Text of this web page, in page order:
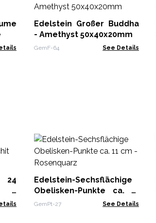
Edelstein Großer Buddha
- Amethyst 50x40x20mm
GemF-64 See Details
–
Edelstein-Sechsflächige
Obelisken-Punkte ca. 11
cm - Rosenquarz
GemPt-27 See Details